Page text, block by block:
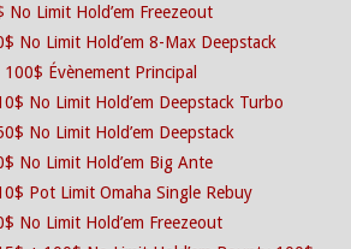
Limit Hold’em Freezeout
No Limit Hold’em 8-Max Deepstack
Évènement Principal
No Limit Hold’em Deepstack Turbo
No Limit Hold’em Deepstack
No Limit Hold’em Big Ante
Pot Limit Omaha Single Rebuy
No Limit Hold’em Freezeout